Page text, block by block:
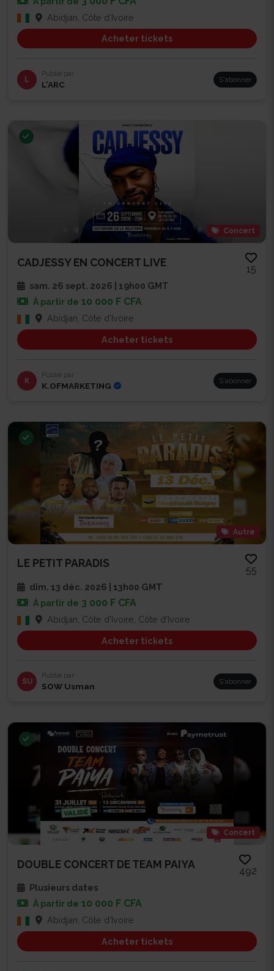
Abidjan, Côte d'Ivoire
Acheter tickets
L
Publié par
L’ARC S'abonner
Concert
CADJESSY EN CONCERT LIVE
15
sam. 26 sept. 2026 | 19h00 GMT
À partir de 10 000 F CFA
Abidjan, Côte d'Ivoire
Acheter tickets
K
Publié par
K.OFMARKETING S'abonner
Autre
LE PETIT PARADIS
55
dim. 13 déc. 2026 | 13h00 GMT
À partir de 3 000 F CFA
Abidjan, Côte d'Ivoire, Côte d'Ivoire
Acheter tickets
SU
Publié par
SOW Usman S'abonner
Concert
DOUBLE CONCERT DE TEAM PAIYA
492
Plusieurs dates
À partir de 10 000 F CFA
Abidjan, Côte d'Ivoire
Acheter tickets